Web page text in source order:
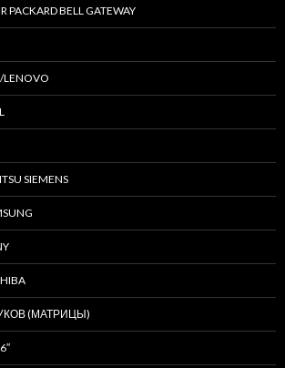
BELL GATEWAY
SIEMENS
(МАТРИЦЫ)